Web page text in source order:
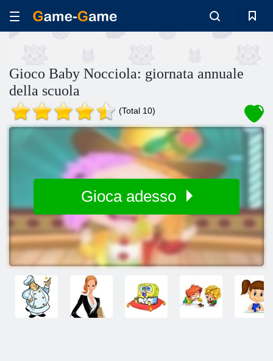
Gioco Baby Nocciola: giornata annuale
della scuola
(Total 10)
Gioca adesso